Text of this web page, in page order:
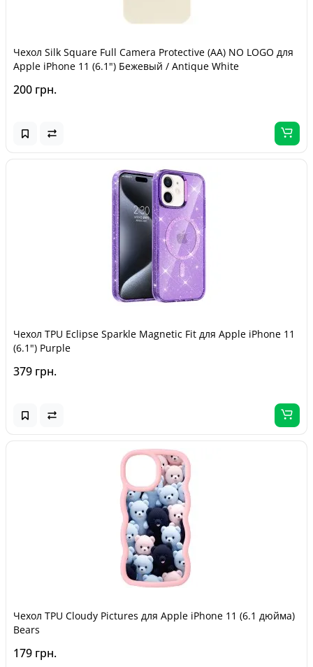
Чехол Silk Square Full Camera Protective (AA) NO LOGO для
Apple iPhone 11 (6.1") Бежевый / Antique White
200 грн.
Чехол TPU Eclipse Sparkle Magnetic Fit для Apple iPhone 11
(6.1") Purple
379 грн.
Чехол TPU Cloudy Pictures для Apple iPhone 11 (6.1 дюйма)
Bears
179 грн.